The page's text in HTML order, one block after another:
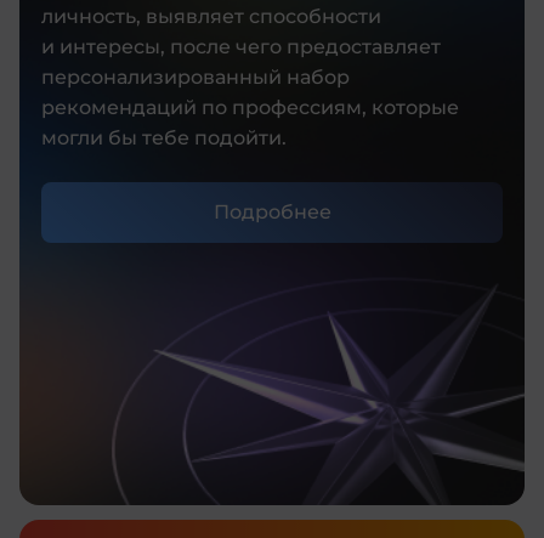
личность, выявляет способности
и интересы, после чего предоставляет
персонализированный набор
рекомендаций по профессиям, которые
могли бы тебе подойти.
Подробнее